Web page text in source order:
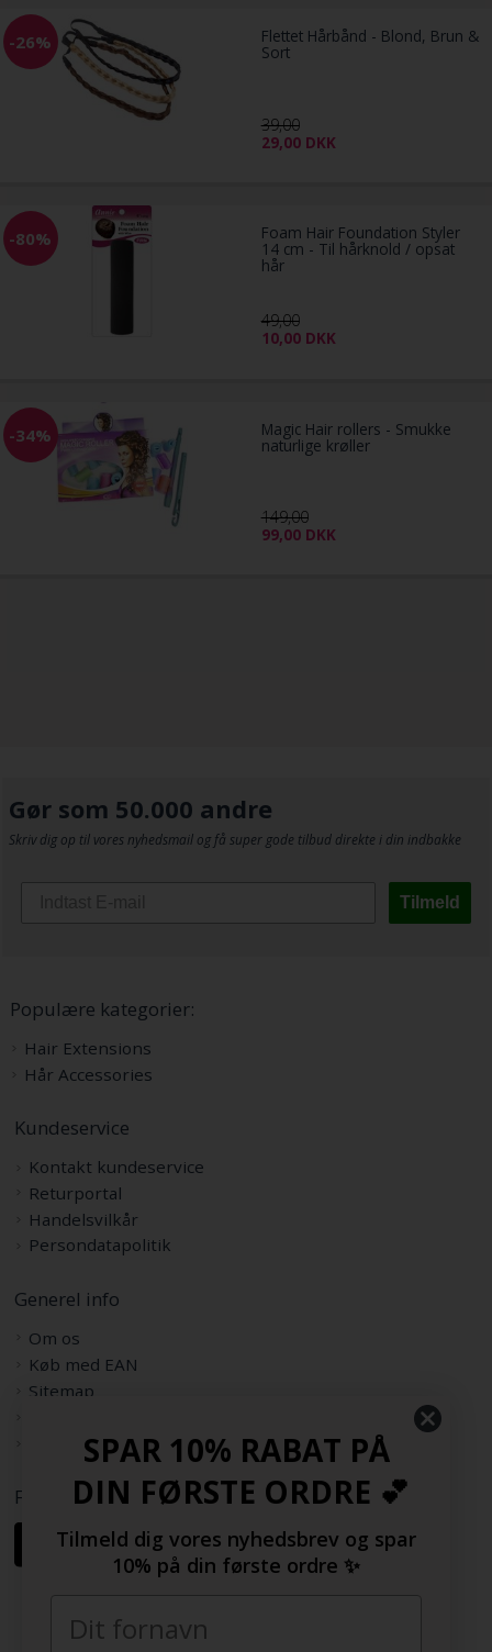
-26% Flettet Hårbånd - Blond, Brun &
Sort
39,00
29,00 DKK
-80% Foam Hair Foundation Styler
14 cm - Til hårknold / opsat
hår
49,00
10,00 DKK
-34% Magic Hair rollers - Smukke
naturlige krøller
149,00
99,00 DKK
Gør som 50.000 andre
Skriv dig op til vores nyhedsmail og få super gode tilbud direkte i din indbakke
Tilmeld
Populære kategorier:
Hair Extensions
Hår Accessories
Kundeservice
Kontakt kundeservice
Returportal
Handelsvilkår
Persondatapolitik
Generel info
Om os
Køb med EAN
Sitemap
Samarbejdspartnere
Følg os her
SPAR 10% RABAT PÅ
DIN FØRSTE ORDRE 💕
Tilmeld dig vores nyhedsbrev og spar
10% på din første ordre ✨